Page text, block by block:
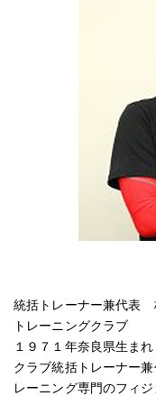
統括トレーナー兼代表
トレーニングクラブ
１９７１年奈良県生ま
クラブ統括トレーナー
レーニング専門のフィ